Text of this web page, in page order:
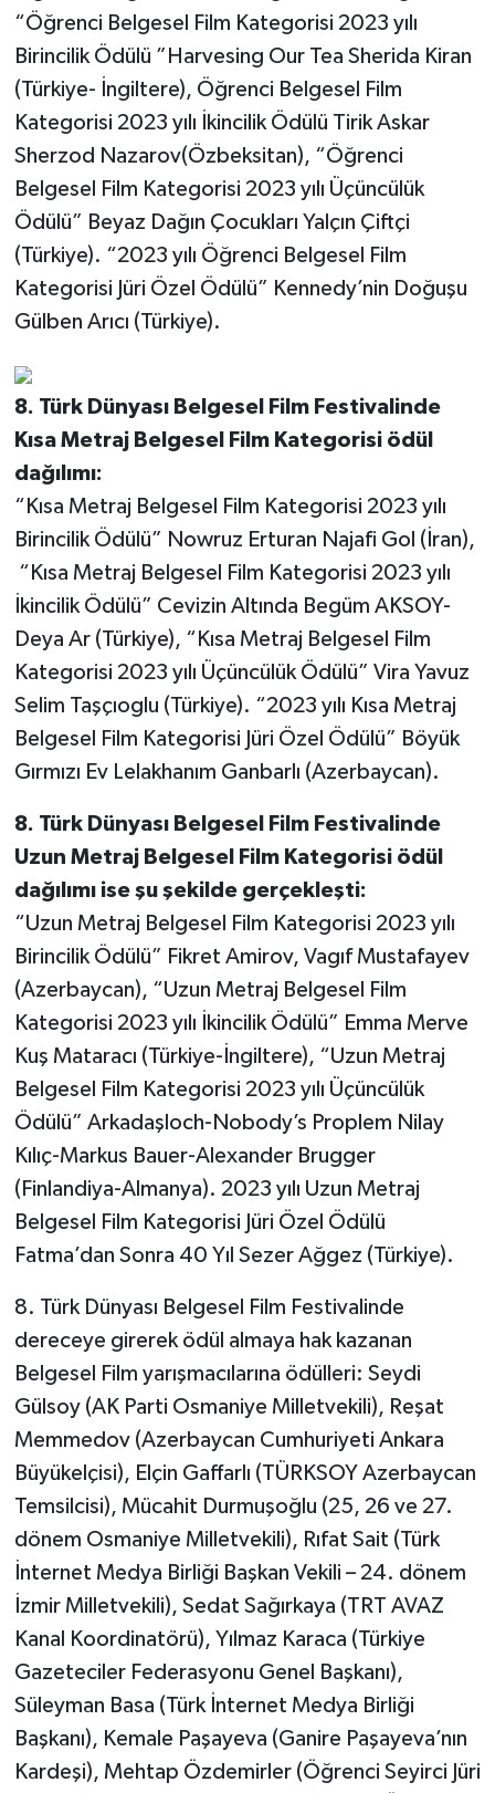
“Öğrenci Belgesel Film Kategorisi 2023 yılı
Birincilik Ödülü ”Harvesing Our Tea Sherida Kiran
(Türkiye- İngiltere), Öğrenci Belgesel Film
Kategorisi 2023 yılı İkincilik Ödülü Tirik Askar
Sherzod Nazarov(Özbeksitan), “Öğrenci
Belgesel Film Kategorisi 2023 yılı Üçüncülük
Ödülü” Beyaz Dağın Çocukları Yalçın Çiftçi
(Türkiye). “2023 yılı Öğrenci Belgesel Film
Kategorisi Jüri Özel Ödülü” Kennedy’nin Doğuşu
Gülben Arıcı (Türkiye).
8. Türk Dünyası Belgesel Film Festivalinde
Kısa Metraj Belgesel Film Kategorisi ödül
dağılımı:
“Kısa Metraj Belgesel Film Kategorisi 2023 yılı
Birincilik Ödülü” Nowruz Erturan Najafi Gol (İran),
“Kısa Metraj Belgesel Film Kategorisi 2023 yılı
İkincilik Ödülü” Cevizin Altında Begüm AKSOY-
Deya Ar (Türkiye), “Kısa Metraj Belgesel Film
Kategorisi 2023 yılı Üçüncülük Ödülü” Vira Yavuz
Selim Taşçıoglu (Türkiye). “2023 yılı Kısa Metraj
Belgesel Film Kategorisi Jüri Özel Ödülü” Böyük
Gırmızı Ev Lelakhanım Ganbarlı (Azerbaycan).
8. Türk Dünyası Belgesel Film Festivalinde
Uzun Metraj Belgesel Film Kategorisi ödül
dağılımı ise şu şekilde gerçekleşti:
“Uzun Metraj Belgesel Film Kategorisi 2023 yılı
Birincilik Ödülü” Fikret Amirov, Vagıf Mustafayev
(Azerbaycan), “Uzun Metraj Belgesel Film
Kategorisi 2023 yılı İkincilik Ödülü” Emma Merve
Kuş Mataracı (Türkiye-İngiltere), “Uzun Metraj
Belgesel Film Kategorisi 2023 yılı Üçüncülük
Ödülü” Arkadaşloch-Nobody’s Proplem Nilay
Kılıç-Markus Bauer-Alexander Brugger
(Finlandiya-Almanya). 2023 yılı Uzun Metraj
Belgesel Film Kategorisi Jüri Özel Ödülü
Fatma’dan Sonra 40 Yıl Sezer Ağgez (Türkiye).
8. Türk Dünyası Belgesel Film Festivalinde
dereceye girerek ödül almaya hak kazanan
Belgesel Film yarışmacılarına ödülleri: Seydi
Gülsoy (AK Parti Osmaniye Milletvekili), Reşat
Memmedov (Azerbaycan Cumhuriyeti Ankara
Büyükelçisi), Elçin Gaffarlı (TÜRKSOY Azerbaycan
Temsilcisi), Mücahit Durmuşoğlu (25, 26 ve 27.
dönem Osmaniye Milletvekili), Rıfat Sait (Türk
İnternet Medya Birliği Başkan Vekili – 24. dönem
İzmir Milletvekili), Sedat Sağırkaya (TRT AVAZ
Kanal Koordinatörü), Yılmaz Karaca (Türkiye
Gazeteciler Federasyonu Genel Başkanı),
Süleyman Basa (Türk İnternet Medya Birliği
Başkanı), Kemale Paşayeva (Ganire Paşayeva’nın
Kardeşi), Mehtap Özdemirler (Öğrenci Seyirci Jüri